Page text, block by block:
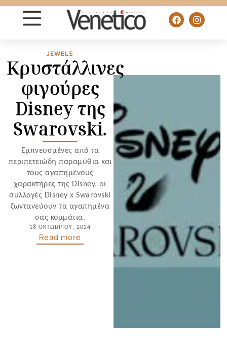
JEWELS
Κρυστάλλινες
φιγούρες
Disney της
Swarovski.
Εμπνευσμένες από τα
περιπετειώδη παραμύθια και
τους αγαπημένους
χαρακτήρες της Disney, οι
συλλογές Disney x Swarovski
ζωντανεύουν τα αγαπημένα
σας κομμάτια.
18 ΟΚΤΩΒΡΊΟΥ, 2024
Read more